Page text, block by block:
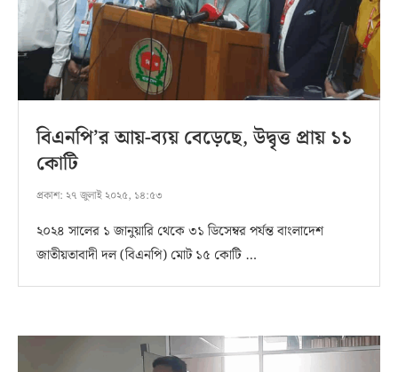
বিএনপি’র আয়-ব্যয় বেড়েছে, উদ্বৃত্ত প্রায় ১১
কোটি
প্রকাশ: ২৭ জুলাই ২০২৫, ১৪:৫৩
২০২৪ সালের ১ জানুয়ারি থেকে ৩১ ডিসেম্বর পর্যন্ত বাংলাদেশ
জাতীয়তাবাদী দল (বিএনপি) মোট ১৫ কোটি …